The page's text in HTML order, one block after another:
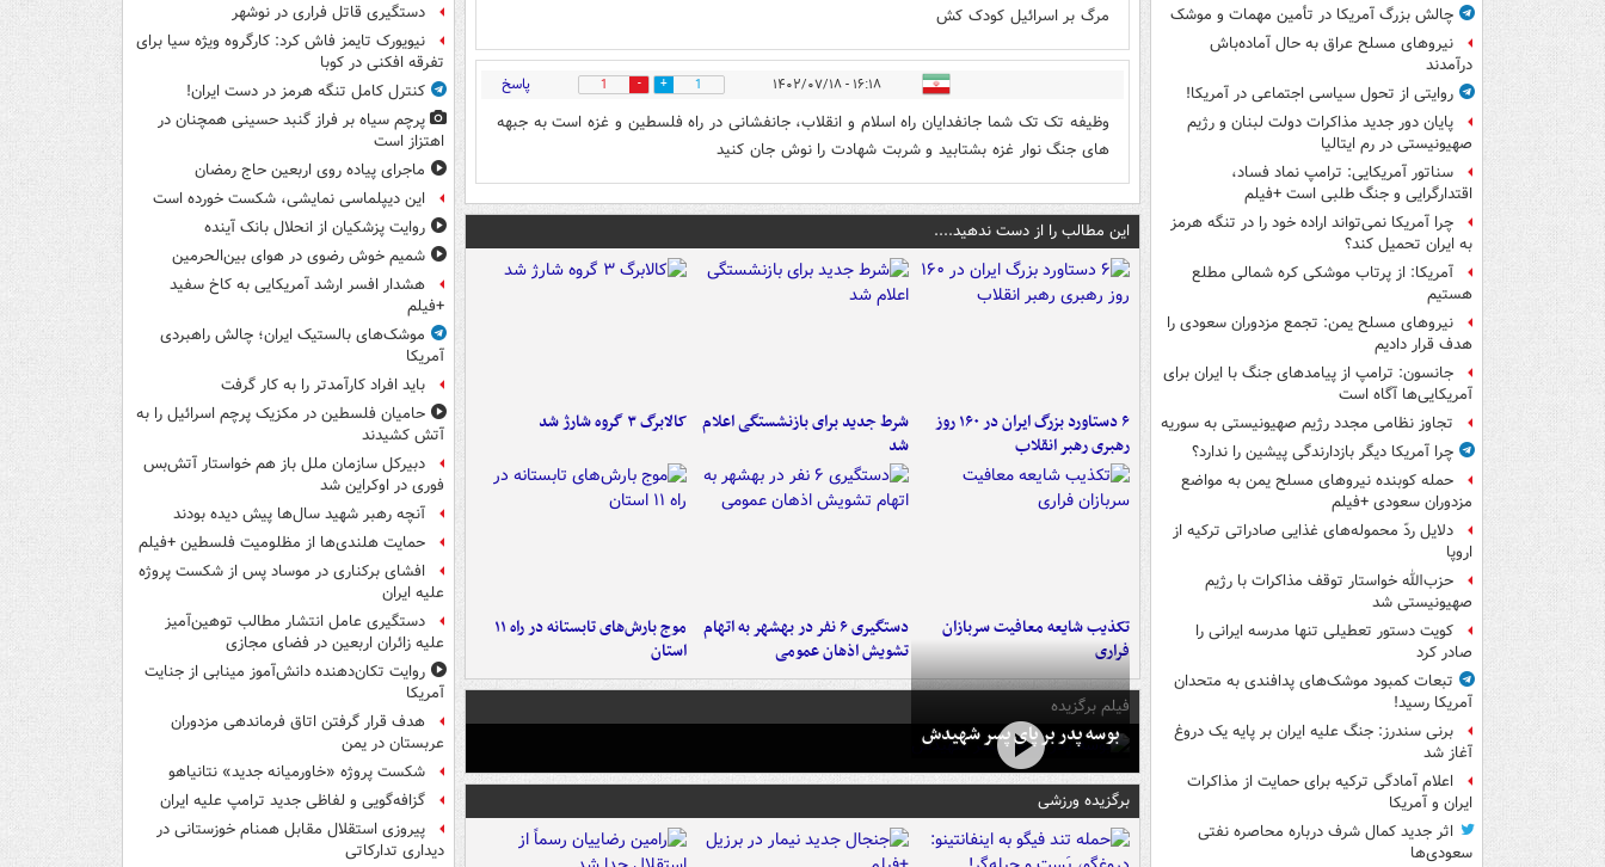
چالش بزرگ آمریکا در تأمین مهمات و موشک
نیروهای مسلح عراق به حال آماده‌باش
درآمدند
روایتی از تحول سیاسی اجتماعی در آمریکا!
پایان دور جدید مذاکرات دولت لبنان و رژیم
صهیونیستی در رم ایتالیا
سناتور آمریکایی: ترامپ نماد فساد،
اقتدارگرایی و جنگ طلبی است +فیلم
چرا آمریکا نمی‌تواند اراده خود را در تنگه هرمز
به ایران تحمیل کند؟
آمریکا: از پرتاب موشکی کره شمالی مطلع
هستیم
نیروهای مسلح یمن: تجمع مزدوران سعودی را
هدف قرار دادیم
جانسون: ترامپ از پیامدهای جنگ با ایران برای
آمریکایی‌ها آگاه است
تجاوز نظامی مجدد رژیم صهیونیستی به سوریه
چرا آمریکا دیگر بازدارندگی پیشین را ندارد؟
حمله کوبنده نیروهای مسلح یمن به مواضع
مزدوران سعودی +فیلم
دلایل ردّ محموله‌های غذایی صادراتی ترکیه از
اروپا
حزب‌الله خواستار توقف مذاکرات با رژیم
صهیونیستی شد
کویت دستور تعطیلی تنها مدرسه ایرانی را
صادر کرد
تبعات کمبود موشک‌های پدافندی به متحدان
آمریکا رسید!
برنی سندرز: جنگ علیه ایران بر پایه یک دروغ
آغاز شد
اعلام آمادگی ترکیه برای حمایت از مذاکرات
ایران و آمریکا
اثر جدید کمال شرف درباره محاصره نفتی
سعودی‌ها
مرگ بر اسرائیل کودک کش
۱۶:۱۸ - ۱۴۰۲/۰۷/۱۸ 1
1 پاسخ
وظیفه تک تک شما جانفدایان راه اسلام و انقلاب، جانفشانی در راه فلسطین و غزه است به جبهه
های جنگ نوار غزه بشتابید و شربت شهادت را نوش جان کنید
این مطالب را از دست ندهید....
۶ دستاورد بزرگ ایران در ۱۶۰ روز
رهبری رهبر انقلاب
شرط جدید برای بازنشستگی اعلام
شد
کالابرگ ۳ گروه شارژ شد
تکذیب شایعه معافیت سربازان
فراری
دستگیری ۶ نفر در بهشهر به اتهام
تشویش اذهان عمومی
موج بارش‌های تابستانه در راه ۱۱
استان
فیلم برگزیده
بوسه‌ پدر بر پای پسر شهیدش
برگزیده ورزشی
دستگیری قاتل فراری در نوشهر
نیویورک تایمز فاش کرد: کارگروه ویژه سیا برای
تفرقه افکنی در کوبا
کنترل کامل تنگه هرمز در دست ایران!
پرچم سیاه بر فراز گنبد حسینی همچنان در
اهتزاز است
ماجرای پیاده روی اربعین حاج رمضان
این دیپلماسی نمایشی، شکست خورده است
روایت پزشکیان از انحلال بانک آینده
شمیم خوش رضوی در هوای بین‌الحرمین
هشدار افسر ارشد آمریکایی به کاخ سفید
+فیلم
موشک‌های بالستیک ایران؛ چالش راهبردی
آمریکا
باید افراد کارآمدتر را به کار گرفت
حامیان فلسطین در مکزیک پرچم اسرائیل را به
آتش کشیدند
دبیرکل سازمان ملل باز هم خواستار آتش‌بس
فوری در اوکراین شد
آنچه رهبر شهید سال‌ها پیش دیده بودند
حمایت هلندی‌ها از مظلومیت فلسطین +فیلم
افشای برکناری در موساد پس از شکست پروژه
علیه ایران
دستگیری عامل انتشار مطالب توهین‌آمیز
علیه زائران اربعین در فضای مجازی
روایت تکان‌دهنده دانش‌آموز مینابی از جنایت
آمریکا
هدف قرار گرفتن اتاق‌ فرماندهی مزدوران
عربستان در یمن
شکست پروژه «خاورمیانه جدید» نتانیاهو
گزافه‌گویی و لفاظی جدید ترامپ علیه ایران
پیروزی استقلال مقابل همنام خوزستانی در
دیداری تدارکاتی